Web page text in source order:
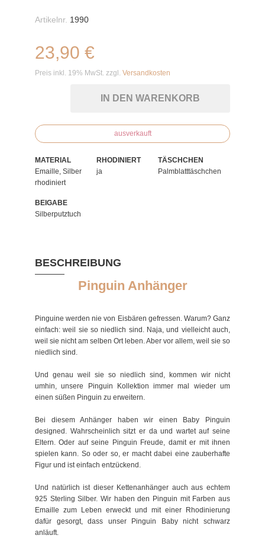
Artikelnr. 1990
23,90 €
Preis inkl. 19% MwSt. zzgl. Versandkosten
IN DEN WARENKORB
ausverkauft
MATERIAL
Emaille, Silber
rhodiniert
RHODINIERT
ja
TÄSCHCHEN
Palmblatttäschchen
BEIGABE
Silberputztuch
BESCHREIBUNG
Pinguin Anhänger
Pinguine werden nie von Eisbären gefressen. Warum? Ganz
einfach: weil sie so niedlich sind. Naja, und vielleicht auch,
weil sie nicht am selben Ort leben. Aber vor allem, weil sie so
niedlich sind.
Und genau weil sie so niedlich sind, kommen wir nicht
umhin, unsere Pinguin Kollektion immer mal wieder um
einen süßen Pinguin zu erweitern.
Bei diesem Anhänger haben wir einen Baby Pinguin
designed. Wahrscheinlich sitzt er da und wartet auf seine
Eltern. Oder auf seine Pinguin Freude, damit er mit ihnen
spielen kann. So oder so, er macht dabei eine zauberhafte
Figur und ist einfach entzückend.
Und natürlich ist dieser Kettenanhänger auch aus echtem
925 Sterling Silber. Wir haben den Pinguin mit Farben aus
Emaille zum Leben erweckt und mit einer Rhodinierung
dafür gesorgt, dass unser Pinguin Baby nicht schwarz
anläuft.